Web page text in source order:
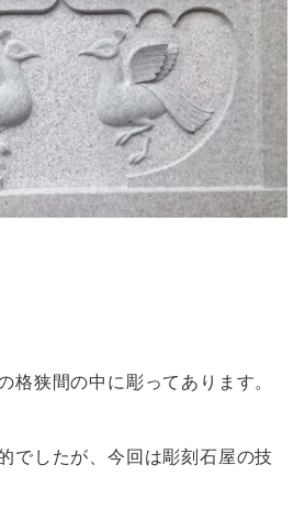
格狭間の中に彫ってあります。
でしたが、今回は彫刻石屋の技